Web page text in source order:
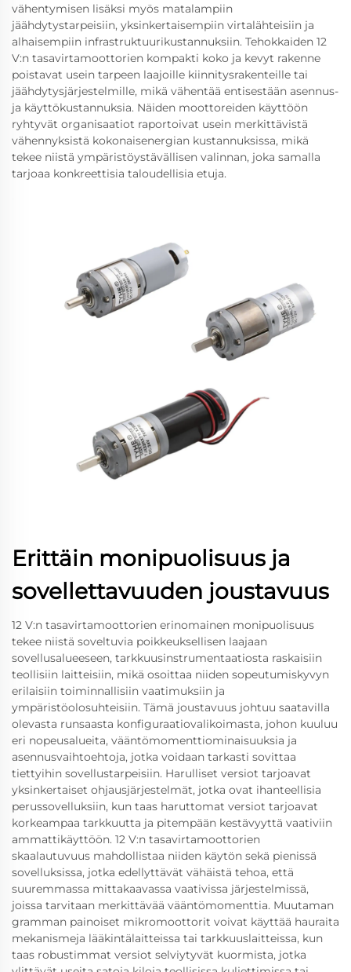
vähentymisen lisäksi myös matalampiin
jäähdytystarpeisiin, yksinkertaisempiin virtalähteisiin ja
alhaisempiin infrastruktuurikustannuksiin. Tehokkaiden 12
V:n tasavirtamoottorien kompakti koko ja kevyt rakenne
poistavat usein tarpeen laajoille kiinnitysrakenteille tai
jäähdytysjärjestelmille, mikä vähentää entisestään asennus-
ja käyttökustannuksia. Näiden moottoreiden käyttöön
ryhtyvät organisaatiot raportoivat usein merkittävistä
vähennyksistä kokonaisenergian kustannuksissa, mikä
tekee niistä ympäristöystävällisen valinnan, joka samalla
tarjoaa konkreettisia taloudellisia etuja.
Erittäin monipuolisuus ja
sovellettavuuden joustavuus
12 V:n tasavirtamoottorien erinomainen monipuolisuus
tekee niistä soveltuvia poikkeuksellisen laajaan
sovellusalueeseen, tarkkuusinstrumentaatiosta raskaisiin
teollisiin laitteisiin, mikä osoittaa niiden sopeutumiskyvyn
erilaisiin toiminnallisiin vaatimuksiin ja
ympäristöolosuhteisiin. Tämä joustavuus johtuu saatavilla
olevasta runsaasta konfiguraatiovalikoimasta, johon kuuluu
eri nopeusalueita, vääntömomenttiominaisuuksia ja
asennusvaihtoehtoja, jotka voidaan tarkasti sovittaa
tiettyihin sovellustarpeisiin. Harulliset versiot tarjoavat
yksinkertaiset ohjausjärjestelmät, jotka ovat ihanteellisia
perussovelluksiin, kun taas haruttomat versiot tarjoavat
korkeampaa tarkkuutta ja pitempään kestävyyttä vaativiin
ammattikäyttöön. 12 V:n tasavirtamoottorien
skaalautuvuus mahdollistaa niiden käytön sekä pienissä
sovelluksissa, jotka edellyttävät vähäistä tehoa, että
suuremmassa mittakaavassa vaativissa järjestelmissä,
joissa tarvitaan merkittävää vääntömomenttia. Muutaman
gramman painoiset mikromoottorit voivat käyttää hauraita
mekanismeja lääkintälaitteissa tai tarkkuuslaitteissa, kun
taas robustimmat versiot selviytyvät kuormista, jotka